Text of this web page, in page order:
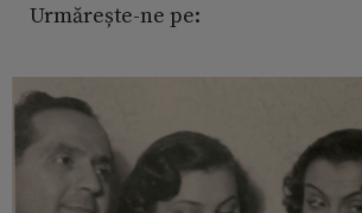
Urmărește-ne pe: